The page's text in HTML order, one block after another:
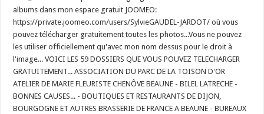
albums dans mon espace gratuit JOOMEO:
https://private.joomeo.com/users/SylvieGAUDEL-JARDOT/ où vous
pouvez télécharger gratuitement toutes les photos...Vous ne pouvez
les utiliser officiellement qu'avec mon nom dessus pour le droit à
l'image... VOICI LES 59 DOSSIERS QUE VOUS POUVEZ TELECHARGER
GRATUITEMENT... ASSOCIATION DU PARC DE LA TOISON D'OR
ATELIER DE MARIE FLEURISTE CHENÔVE BEAUNE - BILEL LATRECHE -
BONNES CAUSES... - BOUTIQUES ET RESTAURANTS DE DIJON,
BOURGOGNE ET AUTRES BRASSERIE DE FRANCE A BEAUNE - BUREAUX